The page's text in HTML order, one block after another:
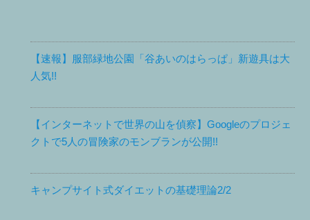
【速報】服部緑地公園「谷あいのはらっぱ」新遊具は大
人気!!
【インターネットで世界の山を偵察】Googleのプロジェ
クトで5人の冒険家のモンブランが公開!!
キャンプサイト式ダイエットの基礎理論2/2